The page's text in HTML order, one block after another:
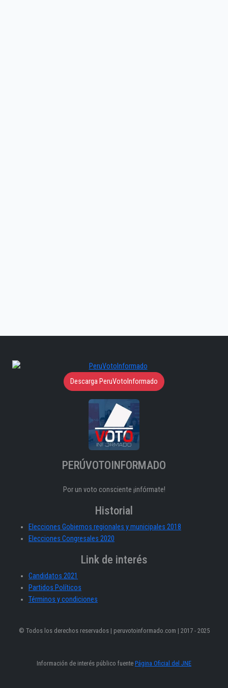
Descarga PeruVotoInformado
PERÚVOTOINFORMADO
Por un voto consciente ¡infórmate!
Historial
Elecciones Gobiernos regionales y municipales 2018
Elecciones Congresales 2020
Link de interés
Candidatos 2021
Partidos Políticos
Términos y condiciones
© Todos los derechos reservados | peruvotoinformado.com | 2017 - 2025
Información de interés público fuente Página Oficial del JNE